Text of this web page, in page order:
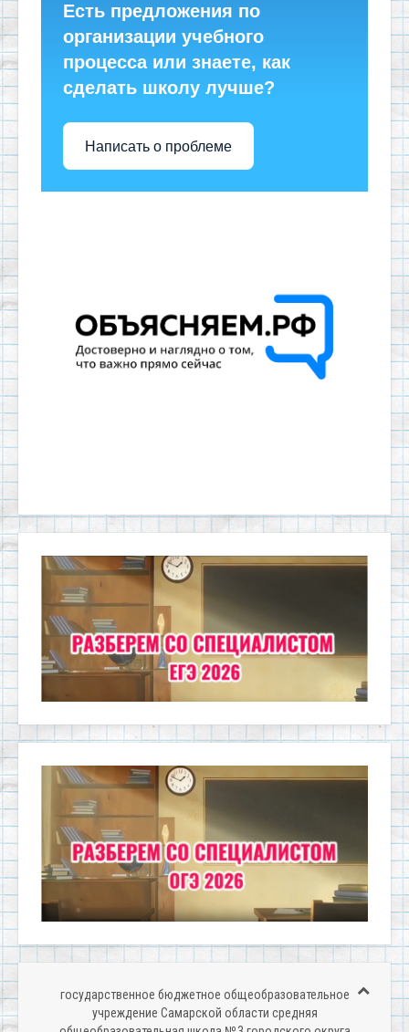
Есть предложения по
организации учебного
процесса или знаете, как
сделать школу лучше?
Написать о проблеме
государственное бюджетное общеобразовательное
учреждение Самарской области средняя